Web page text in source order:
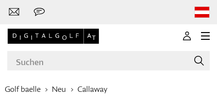
Golf baelle Neu Callaway